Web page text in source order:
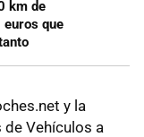
km de
que
y la
Vehículos a